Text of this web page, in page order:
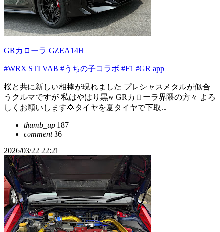
GRカローラ GZEA14H
#WRX STI VAB #うちの子コラボ #F1 #GR app
桜と共に新しい相棒が現れました プレシャスメタルが似合
うクルマですが 私はやはり黒w GRカローラ界隈の方々 よろ
しくお願いします🙇タイヤを夏タイヤで下取...
thumb_up 187
comment36
2026/03/22 22:21